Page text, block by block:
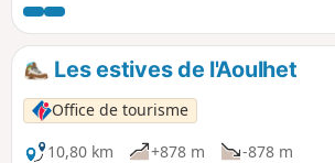
très peu fréquentés, le Soum des Brioles et
le Col d'Espadres, au cœur du massif de
Saint-Pé-de-Bigorre, hauts lieux d'un
pastoralisme toujours vivace (bien qu'en
perte), dans un environnement géologique
karstique, truffé de cavités et de dolines.
Les estives de l'Aoulhet
Office de tourisme
10,80 km
+878 m
-878 m